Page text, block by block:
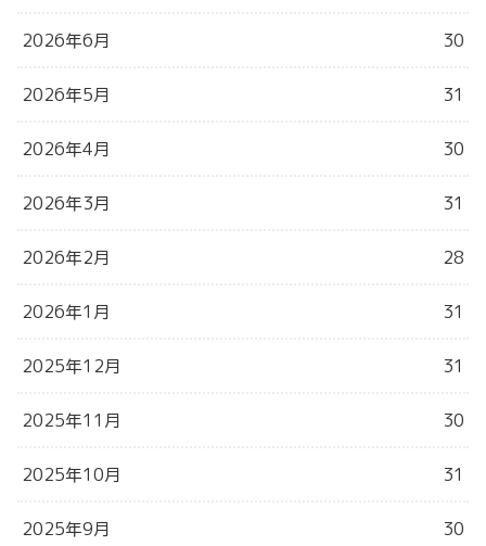
2026年6月 30
2026年5月 31
2026年4月 30
2026年3月 31
2026年2月 28
2026年1月 31
2025年12月 31
2025年11月 30
2025年10月 31
2025年9月 30